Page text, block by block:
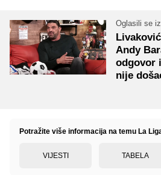
Oglasili se
Andy
odgovor
nije
Potražite više informacija na temu La
VIJESTI TABELA